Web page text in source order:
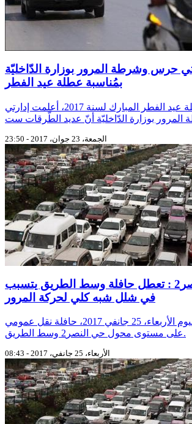
حرس وشرطة المرور بوزارة الدّاخليّة
بمُناسبة عطلة عيد الفطر
زووم - بمناسبة عطلة عيد الفطر المبارك لسنة 2017، أعلمت إدارتي
الجمعة، 23 جوان، 2017 - 23:50
محول حي النصر2 : تعطل حافلة وسط الطريق يتسبب
في شلل شبه كلي لحركة المرور
تعطّلت صباح اليوم الأربعاء، 25 جانفي 2017، حافلة نقل عمومي
على مستوى محول حي النصر2 وسط الطريق.
الأربعاء، 25 جانفي، 2017 - 08:43